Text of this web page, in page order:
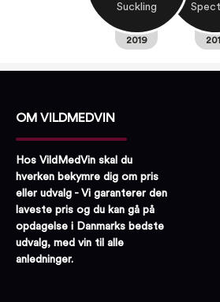
Suckling
2019
OM VILDMEDVIN
Hos VildMedVin skal du
hverken bekymre dig om pris
eller udvalg - Vi garanterer den
laveste pris og du kan gå på
opdagelse i Danmarks bedste
udvalg, med vin til alle
anledninger.